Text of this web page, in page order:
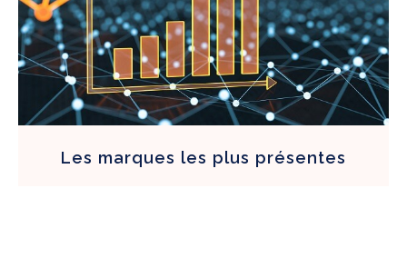
Les marques les plus présentes